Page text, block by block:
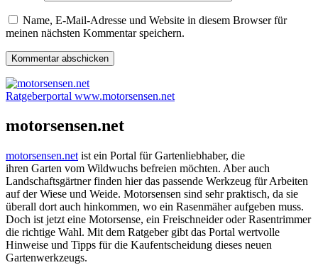
Name, E-Mail-Adresse und Website in diesem Browser für
meinen nächsten Kommentar speichern.
Ratgeberportal www.motorsensen.net
motorsensen.net
motorsensen.net ist ein Portal für Gartenliebhaber, die
ihren Garten vom Wildwuchs befreien möchten. Aber auch
Landschaftsgärtner finden hier das passende Werkzeug für Arbeiten
auf der Wiese und Weide. Motorsensen sind sehr praktisch, da sie
überall dort auch hinkommen, wo ein Rasenmäher aufgeben muss.
Doch ist jetzt eine Motorsense, ein Freischneider oder Rasentrimmer
die richtige Wahl. Mit dem Ratgeber gibt das Portal wertvolle
Hinweise und Tipps für die Kaufentscheidung dieses neuen
Gartenwerkzeugs.